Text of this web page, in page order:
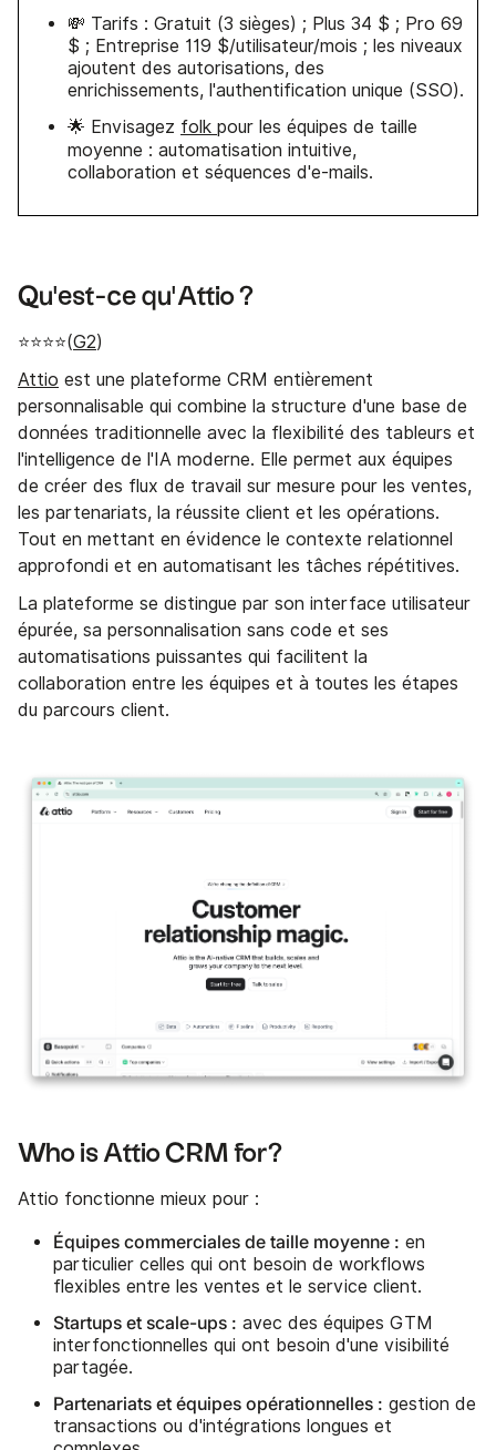
💸 Tarifs : Gratuit (3 sièges) ; Plus 34 $ ; Pro 69
$ ; Entreprise 119 $/utilisateur/mois ; les niveaux
ajoutent des autorisations, des
enrichissements, l'authentification unique (SSO).
🌟 Envisagez folk pour les équipes de taille
moyenne : automatisation intuitive,
collaboration et séquences d'e-mails.
Qu'est-ce qu'Attio ?
⭐⭐⭐⭐(G2)
Attio est une plateforme CRM entièrement
personnalisable qui combine la structure d'une base de
données traditionnelle avec la flexibilité des tableurs et
l'intelligence de l'IA moderne. Elle permet aux équipes
de créer des flux de travail sur mesure pour les ventes,
les partenariats, la réussite client et les opérations.
Tout en mettant en évidence le contexte relationnel
approfondi et en automatisant les tâches répétitives.
La plateforme se distingue par son interface utilisateur
épurée, sa personnalisation sans code et ses
automatisations puissantes qui facilitent la
collaboration entre les équipes et à toutes les étapes
du parcours client.
Who is Attio CRM for?
Attio fonctionne mieux pour :
Équipes commerciales de taille moyenne : en
particulier celles qui ont besoin de workflows
flexibles entre les ventes et le service client.
Startups et scale-ups : avec des équipes GTM
interfonctionnelles qui ont besoin d'une visibilité
partagée.
Partenariats et équipes opérationnelles : gestion de
transactions ou d'intégrations longues et